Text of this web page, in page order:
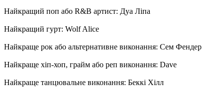
Найкращий поп або R&B артист: Дуа Ліпа
Найкращий гурт: Wolf Alice
Найкраще рок або альтернативне виконання: Сем Фендер
Найкраще хіп-хоп, грайм або реп виконання: Dave
Найкраще танцювальне виконання: Беккі Хілл